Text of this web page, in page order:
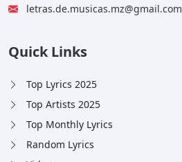
letras.de.musicas.mz@gmail.com
Quick Links
Top Lyrics 2025
Top Artists 2025
Top Monthly Lyrics
Random Lyrics